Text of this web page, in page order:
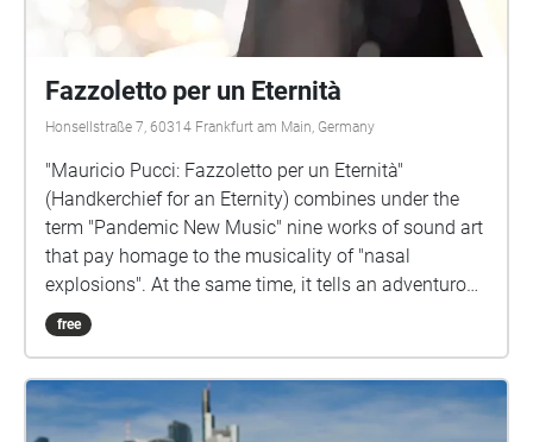
Fazzoletto per un Eternità
Honsellstraße 7, 60314 Frankfurt am Main, Germany
"Mauricio Pucci: Fazzoletto per un Eternità"
(Handkerchief for an Eternity) combines under the
term "Pandemic New Music" nine works of sound art
that pay homage to the musicality of "nasal
explosions". At the same time, it tells an adventurous
biography that transcends national and gender
boundaries, whose obsessive protagonist does not
order to be able to realize his compositions.This
work forms part of the exhibition "Séance Fiction", by
free